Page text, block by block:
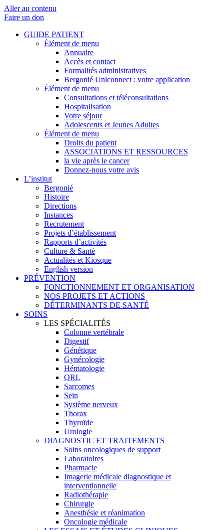
Aller au contenu
Faire un don
GUIDE PATIENT
Élément de menu
Annuaire
Accès et contact
Formalités administratives
Bergonié Uniconnect : votre application
Élément de menu
Consultations et téléconsultations
Hospitalisation
Votre séjour
Adolescents et Jeunes Adultes
Élément de menu
Droits du patient
ASSOCIATIONS ET RESSOURCES
la vie après le cancer
Donnez-nous votre avis
L’institut
Bergonié
Histoire
Directions
Instances
Recrutement
Projets d’établissement
Rapports d’activités
Culture & Santé
Actualités et Kiosque
English version
PRÉVENTION
FONCTIONNEMENT ET ORGANISATION
NOS PROJETS ET ACTIONS
DÉTERMINANTS DE SANTÉ
SOINS
LES SPÉCIALITÉS
Colonne vertébrale
Digestif
Génétique
Gynécologie
Hématologie
ORL
Sarcomes
Sein
Système nerveux
Thorax
Thyroïde
Urologie
DIAGNOSTIC ET TRAITEMENTS
Soins oncologiques de support
Laboratoires
Pharmacie
Imagerie médicale diagnostique et
interventionnelle
Radiothérapie
Chirurgie
Anesthésie et réanimation
Oncologie médicale